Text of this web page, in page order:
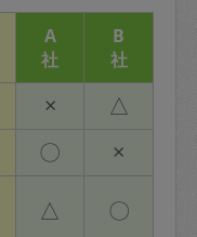
A
社
B
社
× △
〇 ×
△ 〇